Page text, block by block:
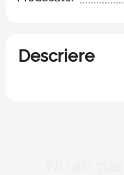
Descriere